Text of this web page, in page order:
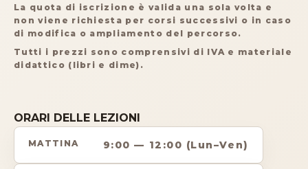
La quota di iscrizione è valida una sola volta e
non viene richiesta per corsi successivi o in caso
di modifica o ampliamento del percorso.
Tutti i prezzi sono comprensivi di IVA e materiale
didattico (libri e dime).
ORARI DELLE LEZIONI
MATTINA 9:00 — 12:00 (Lun–Ven)